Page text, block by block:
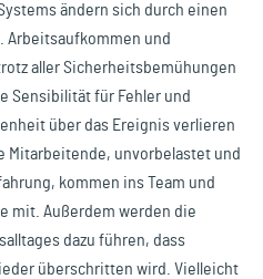
ändern sich durch einen
Arbeitsaufkommen und
aller Sicherheitsbemühungen
Sensibilität für Fehler und
über das Ereignis verlieren
Mitarbeitende, unvorbelastet und
kommen ins Team und
mit. Außerdem werden die
dazu führen, dass
überschritten wird. Vielleicht